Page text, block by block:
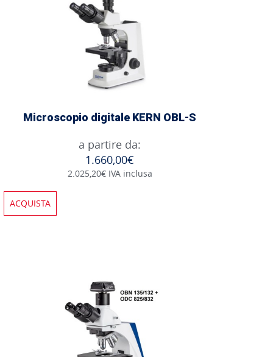
Microscopio digitale KERN OBL-S
a partire da:
1.660,00€
2.025,20€ IVA inclusa
ACQUISTA